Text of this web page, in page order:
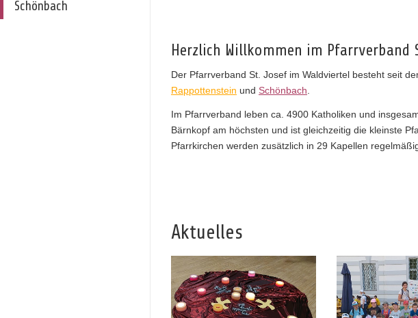
Schönbach
Herzlich Willkommen im Pfarrverband
Der Pfarrverband St. Josef im Waldviertel besteht seit
Rappottenstein und Schönbach.
Im Pfarrverband leben ca. 4900 Katholiken und
Bärnkopf am höchsten und ist gleichzeitig die kleinste
Pfarrkirchen werden zusätzlich in 29 Kapellen
Aktuelles